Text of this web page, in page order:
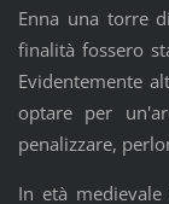
Enna una torre
finalità fossero
Evidentemente
optare per
penalizzare,
In età